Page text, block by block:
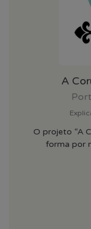
A
O projeto “A
forma por